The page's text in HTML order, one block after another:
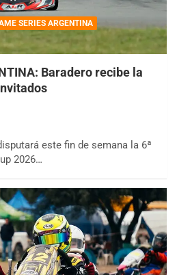
SERIES ARGENTINA
Baradero recibe la
este fin de semana la 6ª
2026…